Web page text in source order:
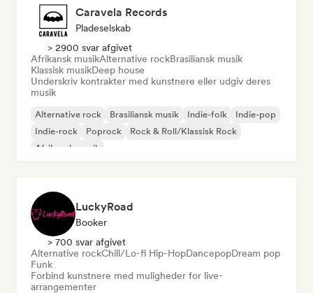
Caravela Records
Pladeselskab
> 2900 svar afgivet
Afrikansk musikAlternative rockBrasiliansk musik
Klassisk musikDeep house
Underskriv kontrakter med kunstnere eller udgiv deres
musik
Alternative rock Brasiliansk musik Indie-folk
Indie-pop
Indie-rock
Poprock
Rock & Roll/Klassisk Rock
Afrikansk musik
LuckyRoad
Booker
> 700 svar afgivet
Alternative rockChill/Lo-fi Hip-HopDancepopDream pop
Funk
Forbind kunstnere med muligheder for live-
arrangementer